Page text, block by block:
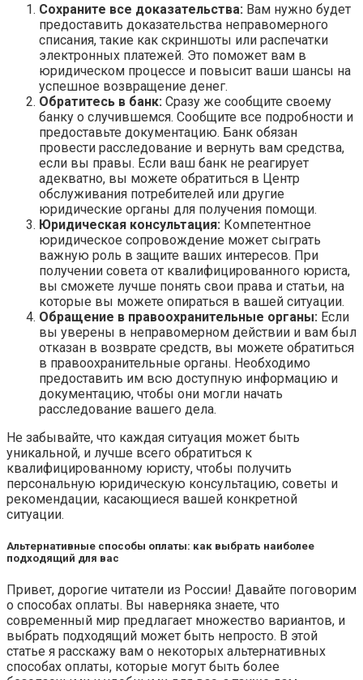
Сохраните все доказательства: Вам нужно будет
предоставить доказательства неправомерного
списания, такие как скриншоты или распечатки
электронных платежей. Это поможет вам в
юридическом процессе и повысит ваши шансы на
успешное возвращение денег.
Обратитесь в банк: Сразу же сообщите своему
банку о случившемся. Сообщите все подробности и
предоставьте документацию. Банк обязан
провести расследование и вернуть вам средства,
если вы правы. Если ваш банк не реагирует
адекватно, вы можете обратиться в Центр
обслуживания потребителей или другие
юридические органы для получения помощи.
Юридическая консультация: Компетентное
юридическое сопровождение может сыграть
важную роль в защите ваших интересов. При
получении совета от квалифицированного юриста,
вы сможете лучше понять свои права и статьи, на
которые вы можете опираться в вашей ситуации.
Обращение в правоохранительные органы: Если
вы уверены в неправомерном действии и вам был
отказан в возврате средств, вы можете обратиться
в правоохранительные органы. Необходимо
предоставить им всю доступную информацию и
документацию, чтобы они могли начать
расследование вашего дела.
Не забывайте, что каждая ситуация может быть
уникальной, и лучше всего обратиться к
квалифицированному юристу, чтобы получить
персональную юридическую консультацию, советы и
рекомендации, касающиеся вашей конкретной
ситуации.
Альтернативные способы оплаты: как выбрать наиболее
подходящий для вас
Привет, дорогие читатели из России! Давайте поговорим
о способах оплаты. Вы наверняка знаете, что
современный мир предлагает множество вариантов, и
выбрать подходящий может быть непросто. В этой
статье я расскажу вам о некоторых альтернативных
способах оплаты, которые могут быть более